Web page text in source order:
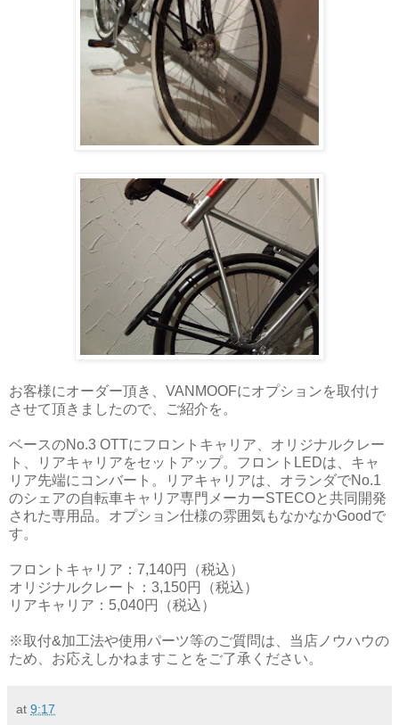
お客様にオーダー頂き、VANMOOFにオプションを取付け
させて頂きましたので、ご紹介を。
ベースのNo.3 OTTにフロントキャリア、オリジナルクレー
ト、リアキャリアをセットアップ。フロントLEDは、キャ
リア先端にコンバート。リアキャリアは、オランダでNo.1
のシェアの自転車キャリア専門メーカーSTECOと共同開発
された専用品。オプション仕様の雰囲気もなかなかGoodで
す。
フロントキャリア：7,140円（税込）
オリジナルクレート：3,150円（税込）
リアキャリア：5,040円（税込）
※取付&加工法や使用パーツ等のご質問は、当店ノウハウの
ため、お応えしかねますことをご了承ください。
at 9:17